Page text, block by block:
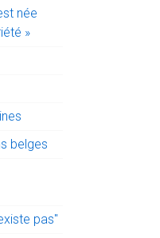
née
»
belges
pas"